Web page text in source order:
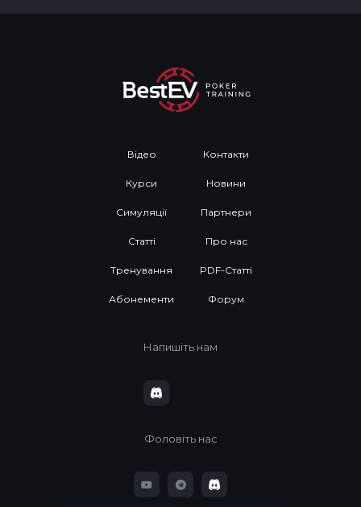
Відео
Курси
Симуляції
Статті
Тренування
Абонементи
Контакти
Новини
Партнери
Про нас
PDF-Статті
Форум
Напишіть нам
Фоловіть нас